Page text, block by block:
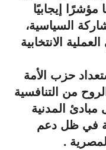
مؤشرًا إيجابيًا
السياسية،
الانتخابية
حزب الأمة
من التنافسية
المدنية
في ظل دعم
.